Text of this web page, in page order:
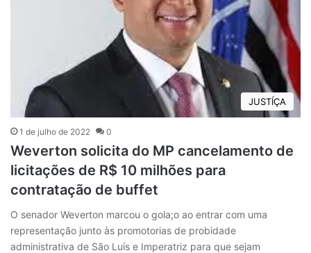
JUSTÍÇA
1 de julho de 2022 0
Weverton solicita do MP cancelamento de
licitações de R$ 10 milhões para
contratação de buffet
O senador Weverton marcou o gola;o ao entrar com uma
representação junto às promotorias de probidade
administrativa de São Luís e Imperatriz para que sejam